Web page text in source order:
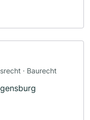
· Baurecht